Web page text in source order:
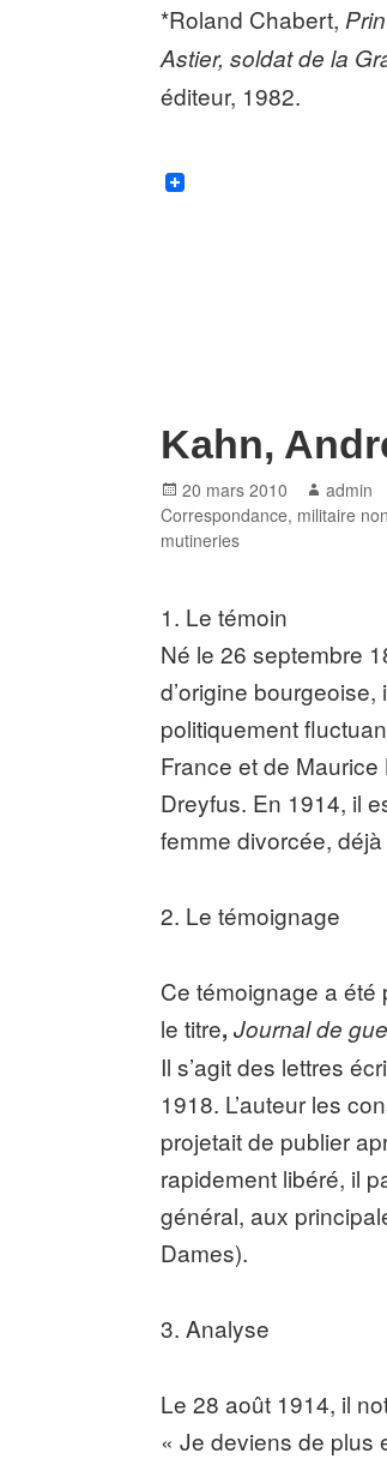
*Roland Chabert,
Astier, soldat de la
éditeur, 1982.
Kahn,
Posted
on
20 mars 2010 Author
admin
Correspondance, militaire
mutineries
1. Le témoin
Né le 26 septembre
d’origine
politiquement
France et de Maurice
Dreyfus. En 1914, il
femme divorcée,
2. Le témoignage
Ce témoignage a
le titre,Journal de
Il s’agit des lettres
1918. L’auteur les
projetait de publier
rapidement libéré, il
général, aux
Dames).
3. Analyse
Le 28 août 1914, il
« Je deviens de plus